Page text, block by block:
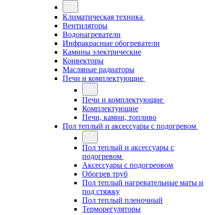
Климатическая техника
Вентиляторы
Водонагреватели
Инфракрасные обогреватели
Камины электрические
Конвекторы
Масляные радиаторы
Печи и комплектующие
Печи и комплектующие
Комплектующие
Печи, камни, топливо
Пол теплый и аксессуары с подогревом
Пол теплый и аксессуары с
подогревом
Аксессуары с подогреовом
Обогрев труб
Пол теплый нагревательные маты и
под стяжку
Пол теплый пленочный
Терморегуляторы